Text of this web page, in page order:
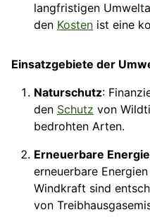
langfristigen
den Kosten ist eine
Einsatzgebiete der
Naturschutz:
den Schutz von
bedrohten Arten.
Erneuerbare
erneuerbare
Windkraft sind
von